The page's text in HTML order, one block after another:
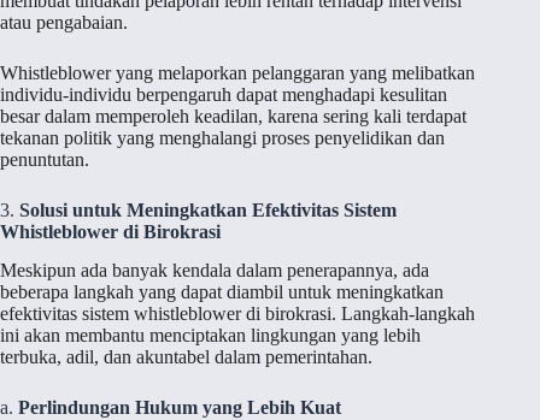
atau pengabaian.
Whistleblower yang melaporkan pelanggaran yang melibatkan
individu-individu berpengaruh dapat menghadapi kesulitan
besar dalam memperoleh keadilan, karena sering kali terdapat
tekanan politik yang menghalangi proses penyelidikan dan
penuntutan.
3. Solusi untuk Meningkatkan Efektivitas Sistem
Whistleblower di Birokrasi
Meskipun ada banyak kendala dalam penerapannya, ada
beberapa langkah yang dapat diambil untuk meningkatkan
efektivitas sistem whistleblower di birokrasi. Langkah-langkah
ini akan membantu menciptakan lingkungan yang lebih
terbuka, adil, dan akuntabel dalam pemerintahan.
a. Perlindungan Hukum yang Lebih Kuat